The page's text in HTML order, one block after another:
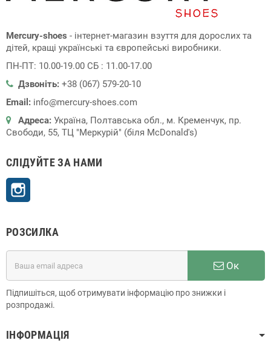
Mercury-shoes - інтернет-магазин взуття для дорослих та
дітей, кращі українські та європейські виробники.
ПН-ПТ: 10.00-19.00 СБ : 11.00-17.00
Дзвоніть: +38 (067) 579-20-10
Email: info@mercury-shoes.com
Адреса: Україна, Полтавська обл., м. Кременчук, пр.
Свободи, 55, ТЦ "Меркурій" (біля McDonald's)
СЛІДУЙТЕ ЗА НАМИ
РОЗСИЛКА
Ок
Підпишіться, щоб отримувати інформацію про знижки і
розпродажі.
ІНФОРМАЦІЯ